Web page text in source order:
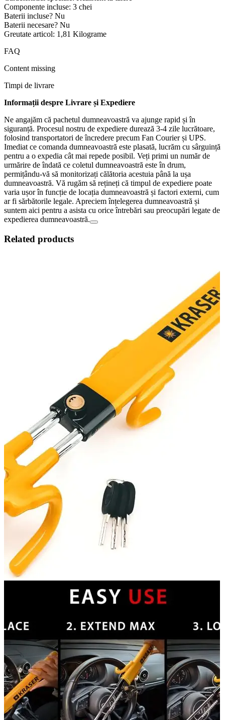
Componente incluse: ‎3 chei
Baterii incluse? ‎Nu
Baterii necesare? ‎Nu
Greutate articol: ‎1,81 Kilograme
FAQ
Content missing
Timpi de livrare
Informații despre Livrare și Expediere
Ne angajăm că pachetul dumneavoastră va ajunge rapid și în
siguranță. Procesul nostru de expediere durează 3-4 zile lucrătoare,
folosind transportatori de încredere precum Fan Courier și UPS.
Imediat ce comanda dumneavoastră este plasată, lucrăm cu sârguință
pentru a o expedia cât mai repede posibil. Veți primi un număr de
urmărire de îndată ce coletul dumneavoastră este în drum,
permițându-vă să monitorizați călătoria acestuia până la ușa
dumneavoastră. Vă rugăm să rețineți că timpul de expediere poate
varia ușor în funcție de locația dumneavoastră și factori externi, cum
ar fi sărbătorile legale. Apreciem înțelegerea dumneavoastră și
suntem aici pentru a asista cu orice întrebări sau preocupări legate de
expedierea dumneavoastră.
Related products